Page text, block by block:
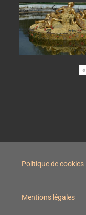
«
Politique de cookies
Mentions légales